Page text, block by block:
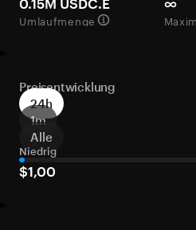
0.15M USDC.E
Umlaufmenge
∞
Preisentwicklung
24h
1m
Alle
Niedrig
$1,00